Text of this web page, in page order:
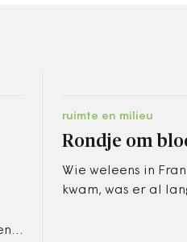
ruimte en milieu
Rondje om
Wie weleens in
kwam, was er al